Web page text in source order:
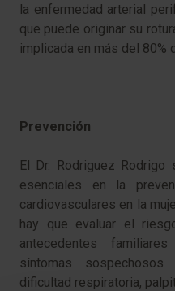
la enfermedad arterial
que puede originar su
implicada en más del 80%
Prevención
El Dr. Rodriguez
esenciales en la
cardiovasculares en la
hay que evaluar el
antecedentes
síntomas
dificultad respiratoria,